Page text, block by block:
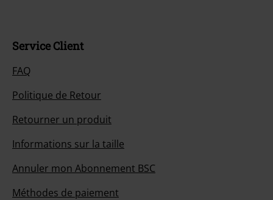
Service Client
FAQ
Politique de Retour
Retourner un produit
Informations sur la taille
Annuler mon Abonnement BSC
Méthodes de paiement